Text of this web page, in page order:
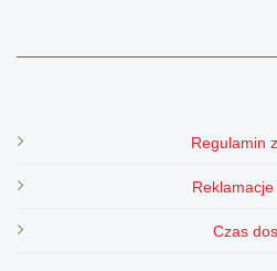
Regulamin
Czas